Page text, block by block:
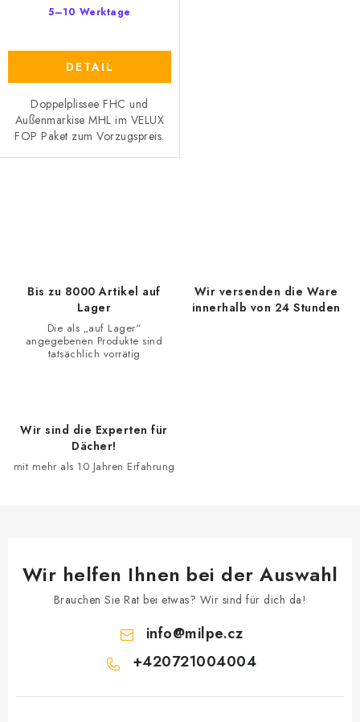
5–10 Werktage
DETAIL
Doppelplissee FHC und
Außenmarkise MHL im VELUX
FOP Paket zum Vorzugspreis.
e
Bis zu 8000 Artikel auf
Lager
Die als „auf Lager“
angegebenen Produkte sind
tatsächlich vorrätig
Wir versenden die Ware
innerhalb von 24 Stunden
Wir sind die Experten für
Dächer!
mit mehr als 10 Jahren Erfahrung
Wir helfen Ihnen bei der Auswahl
Brauchen Sie Rat bei etwas? Wir sind für dich da!
info@milpe.cz
+420721004004